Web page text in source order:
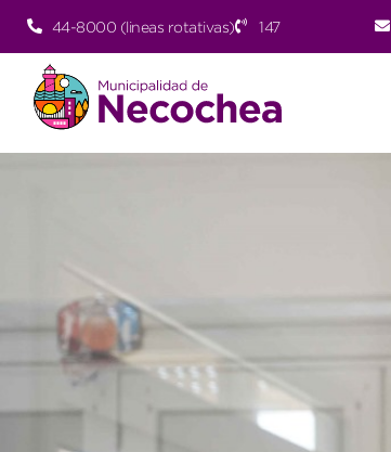
44-8000 (lineas rotativas) 147